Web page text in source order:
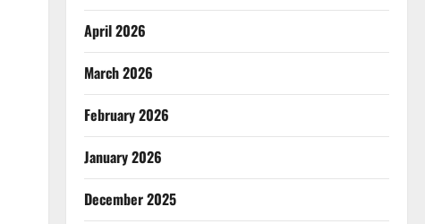
April 2026
March 2026
February 2026
January 2026
December 2025